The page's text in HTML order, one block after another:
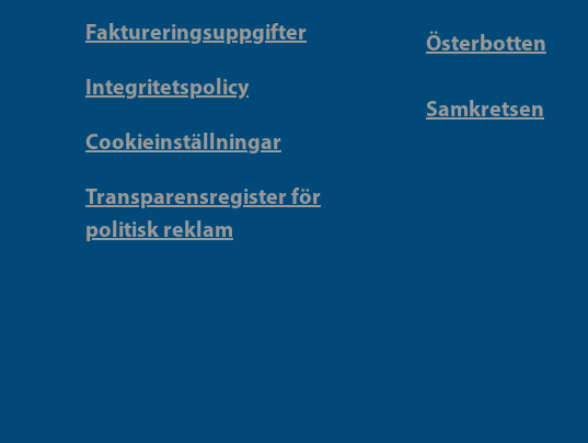
Faktureringsuppgifter
Integritetspolicy
Cookieinställningar
Transparensregister för
politisk reklam
Österbotten
Samkretsen